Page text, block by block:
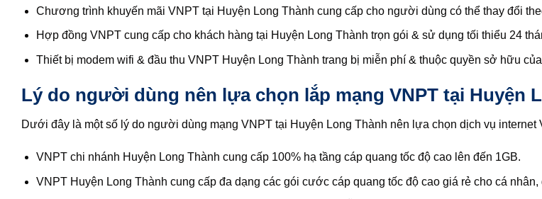
Chương trình khuyến mãi VNPT tại Huyện Long Thành cung cấp cho người dùng có thể thay đổi
Hợp đồng VNPT cung cấp cho khách hàng tại Huyện Long Thành trọn gói & sử dụng tối thiểu 24
Thiết bị modem wifi & đầu thu VNPT Huyện Long Thành trang bị miễn phí & thuộc quyền sở hữu
Lý do người dùng nên lựa chọn lắp mạng VNPT tại Huyện
Dưới đây là một số lý do người dùng mạng VNPT tại Huyện Long Thành nên lựa chọn dịch vụ internet
VNPT chi nhánh Huyện Long Thành cung cấp 100% hạ tầng cáp quang tốc độ cao lên đến 1GB.
VNPT Huyện Long Thành cung cấp đa dạng các gói cước cáp quang tốc độ cao giá rẻ cho cá nhân,